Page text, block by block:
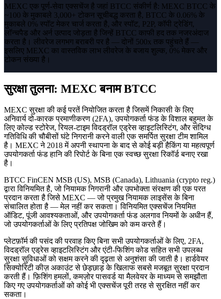
MEXC एक पूर्ण-सेवा एक्सचेंज है जहां BTCC संकीर्ण है: MEXC BTCC के
~100 के मुकाबले 3,000+ टोकन सूचीबद्ध करता है, BTCC के 0.06% के
मुकाबले 0% स्पॉट मेकर चार्ज करता है, और स्पॉट, P2P, कॉपी ट्रेडिंग,
लॉन्चपैड और अर्न उत्पाद जोड़ता है जिन्हें BTCC काफी हद तक नजरअंदाज
करता है। लीवरेज लगभग बराबरी पर है — दोनों 500x तक पहुंचते हैं —
इसलिए MEXC का वास्तविक लाभ लीवरेज के बजाय शुल्क, 0% मेकर और
टोकन संख्या है।
सुरक्षा तुलना: MEXC बनाम BTCC
MEXC सुरक्षा की कई परतें नियोजित करता है जिसमें निकासी के लिए
अनिवार्य दो-कारक प्रमाणीकरण (2FA), उपयोगकर्ता फंड के विशाल बहुमत के
लिए कोल्ड स्टोरेज, रियल-टाइम विदड्रॉल एड्रेस व्हाइटलिस्टिंग, और संदिग्ध
गतिविधि की चौबीसों घंटे निगरानी करने वाली एक समर्पित सुरक्षा टीम शामिल
है। MEXC ने 2018 में अपनी स्थापना के बाद से कोई बड़ी हैकिंग या महत्वपूर्ण
उपयोगकर्ता फंड हानि की रिपोर्ट के बिना एक स्वच्छ सुरक्षा रिकॉर्ड बनाए रखा
है।
BTCC FinCEN MSB (US), MSB (Canada), Lithuania (crypto reg.)
द्वारा विनियमित है, जो नियामक निगरानी और उपभोक्ता संरक्षण की एक परत
प्रदान करता है जिसे MEXC — जो प्रमुख नियामक लाइसेंस के बिना
संचालित होता है — मेल नहीं कर सकता। विनियमित एक्सचेंज नियमित
ऑडिट, पूंजी आवश्यकताओं, और उपयोगकर्ता फंड अलगाव नियमों के अधीन हैं,
जो उपयोगकर्ताओं के लिए प्रतिपक्ष जोखिम को कम करते हैं।
प्लेटफ़ॉर्म की पसंद की परवाह किए बिना सभी उपयोगकर्ताओं के लिए, 2FA,
विदड्रॉल एड्रेस व्हाइटलिस्टिंग और एंटी-फिशिंग कोड सहित सभी उपलब्ध
सुरक्षा सुविधाओं को सक्षम करने की दृढ़ता से अनुशंसा की जाती है। हार्डवेयर
सिक्योरिटी कीज़ अकाउंट से छेड़छाड़ के खिलाफ सबसे मजबूत सुरक्षा प्रदान
करती हैं। फ़िशिंग हमलों, कमज़ोर पासवर्ड या मैलवेयर के माध्यम से समझौता
किए गए उपयोगकर्ताओं को कोई भी एक्सचेंज पूरी तरह से सुरक्षित नहीं कर
सकता।